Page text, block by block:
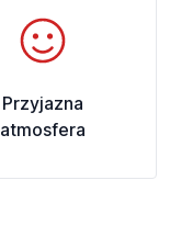
Przyjazna
atmosfera